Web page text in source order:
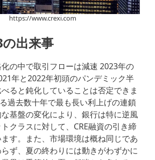
https://www.crexi.com
出来事
の中で取引フローは減速 2023年の
年と2022年初頭のパンデミック半
ると鈍化していることは否定できま
過去数十年で最も長い利上げの連鎖
基盤の変化により、銀行は特に逆風
クラスに対して、CRE融資の引き締
す。また、市場環境は概ね同じであ
ず、夏の終わりには動きがわずかに